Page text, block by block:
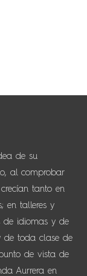
de su
al comprobar
tanto en
en talleres y
de idiomas y de
de toda clase de
de vista de
Aurrera en